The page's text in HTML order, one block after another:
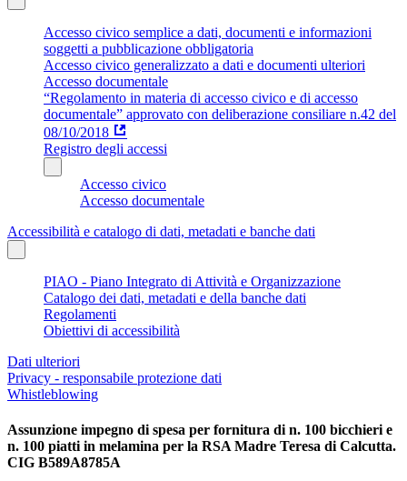
Accesso civico semplice a dati, documenti e informazioni
soggetti a pubblicazione obbligatoria
Accesso civico generalizzato a dati e documenti ulteriori
Accesso documentale
“Regolamento in materia di accesso civico e di accesso
documentale” approvato con deliberazione consiliare n.42 del
08/10/2018
Registro degli accessi
Accesso civico
Accesso documentale
Accessibilità e catalogo di dati, metadati e banche dati
PIAO - Piano Integrato di Attività e Organizzazione
Catalogo dei dati, metadati e della banche dati
Regolamenti
Obiettivi di accessibilità
Dati ulteriori
Privacy - responsabile protezione dati
Whistleblowing
Assunzione impegno di spesa per fornitura di n. 100 bicchieri e
n. 100 piatti in melamina per la RSA Madre Teresa di Calcutta.
CIG B589A8785A